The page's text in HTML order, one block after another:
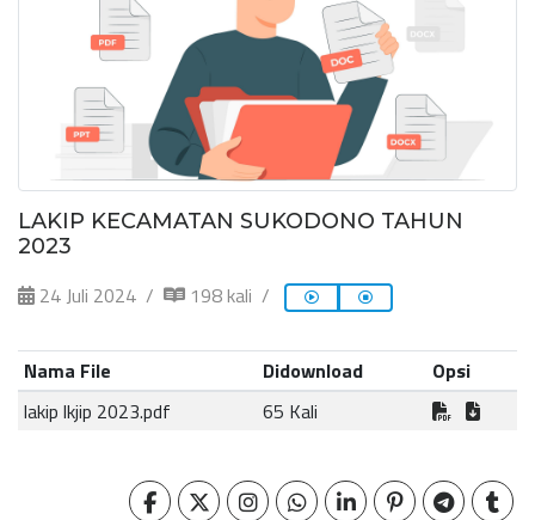
LAKIP KECAMATAN SUKODONO TAHUN
2023
24 Juli 2024 198 kali
Nama File Didownload
Opsi
lakip lkjip 2023.pdf
65 Kali